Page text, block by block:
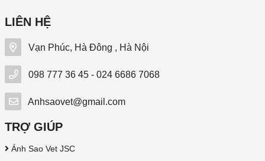
LIÊN HỆ
Vạn Phúc, Hà Đông , Hà Nội
098 777 36 45 - 024 6686 7068
Anhsaovet@gmail.com
TRỢ GIÚP
Ánh Sao Vet JSC